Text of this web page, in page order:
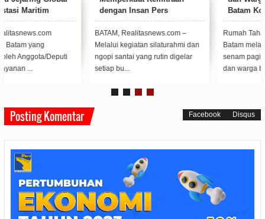
dengan Insan Pers
BATAM, Realitasnews.com –
Melalui kegiatan silaturahmi dan
ngopi santai yang rutin digelar
setiap bu...
Batam Kompak Senam Pagi
Rumah Tahanan Negara Kelas IIA
Batam melasanakan kegiatan
senam pagi, bersama petugas
Posting Komentar Facebook Disqus